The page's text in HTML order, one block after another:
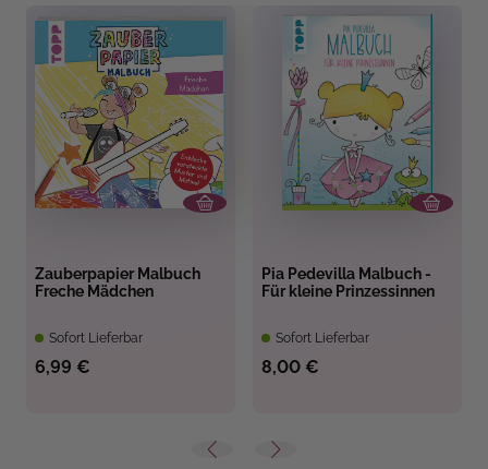
Zauberpapier Malbuch
Freche Mädchen
Sofort Lieferbar
6,99 €
Pia Pedevilla Malbuch -
Für kleine Prinzessinnen
Sofort Lieferbar
8,00 €